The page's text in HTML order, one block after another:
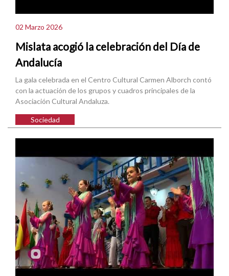
02 Marzo 2026
Mislata acogió la celebración del Día de
Andalucía
La gala celebrada en el Centro Cultural Carmen Alborch contó
con la actuación de los grupos y cuadros principales de la
Asociación Cultural Andaluza.
Sociedad